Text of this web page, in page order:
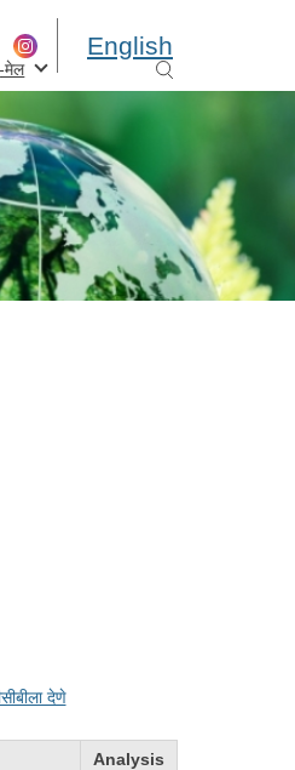
English
मेल
देणे
Analysis